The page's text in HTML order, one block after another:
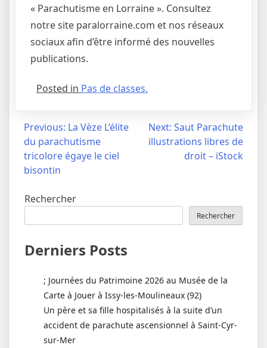
« Parachutisme en Lorraine ». Consultez
notre site paralorraine.com et nos réseaux
sociaux afin d’être informé des nouvelles
publications.
Posted in Pas de classes.
Navigation
l’article
Previous: La Vèze L’élite
du parachutisme
tricolore égaye le ciel
bisontin
Next: Saut Parachute
illustrations libres de
droit – iStock
Rechercher
Rechercher
Derniers Posts
; Journées du Patrimoine 2026 au Musée de la
Carte à Jouer à Issy-les-Moulineaux (92)
Un père et sa fille hospitalisés à la suite d’un
accident de parachute ascensionnel à Saint-Cyr-
sur-Mer